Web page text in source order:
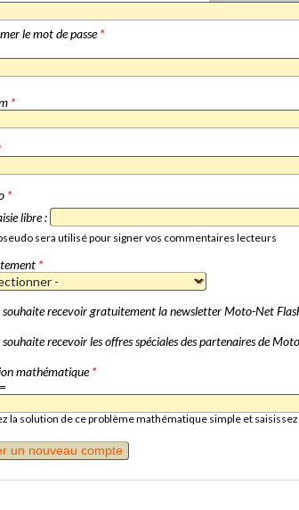
le mot de passe*
*
*
libre :
sera utilisé pour signer vos commentaires lecteurs
*
souhaite recevoir gratuitement la newsletter Moto-Net
souhaite recevoir les offres spéciales des partenaires de
mathématique*
la solution de ce problème mathématique simple et